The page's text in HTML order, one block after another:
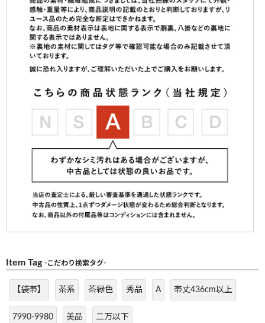
Item Tag -こだわり検索タグ-
【袋帯】 茶系 茶緑色 秀品 A 帯丈436cm以上
7990-9980 美品 二万以下